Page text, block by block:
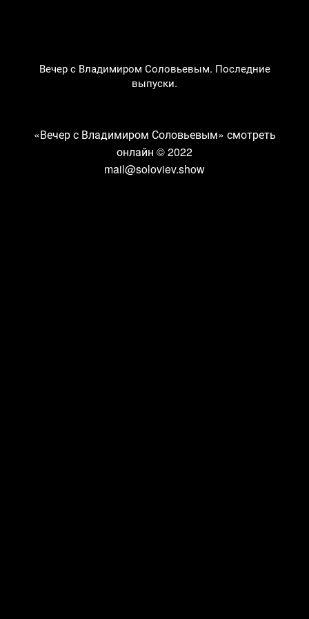
Вечер с Владимиром Соловьевым. Последние
выпуски.
«Вечер с Владимиром Соловьевым» смотреть
онлайн © 2022
mail@soloviev.show